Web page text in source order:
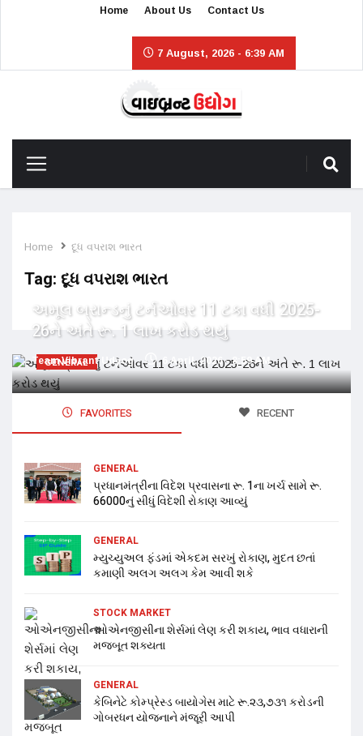
Home About Us Contact Us
7 August, 2026 - 6:39 AM
Home દૂધ વપરાશ ભારત
Tag: દૂધ વપરાશ ભારત
GENERAL
અમૂલ બ્રાન્ડનું ટર્નઓવર 11 ટકા વધી 2025-
26ને અંતે રૂ. 1 લાખ કરોડ થયું
Team Vibrant Udyog 6 April, 2026 - 8:59 AM
FAVORITES RECENT
GENERAL
પ્રધાનમંત્રીના વિદેશ પ્રવાસના રૂ. 1ના ખર્ચ સામે રૂ.
66000નું સીધું વિદેશી રોકાણ આવ્યું
GENERAL
મ્યુચ્યુઅલ ફંડમાં એકદમ સરખું રોકાણ, મુદત છતાં
કમાણી અલગ અલગ કેમ આવી શકે
STOCK MARKET
ઓએનજીસીના શેર્સમાં લેણ કરી શકાય, ભાવ વધારાની
મજબૂત શક્યતા
GENERAL
કેબિનેટે કોમ્પ્રેસ્ડ બાયોગેસ માટે રૂ.૨૩,૭૩૧ કરોડની
ગોબરધન યોજનાને મંજૂરી આપી